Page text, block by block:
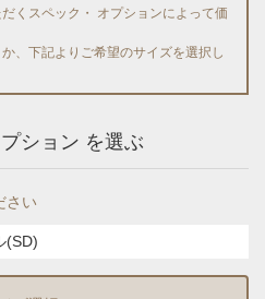
くスペック・ オプションによって価
、下記よりご希望のサイズを選択し
ション を選ぶ
さい
(SD)